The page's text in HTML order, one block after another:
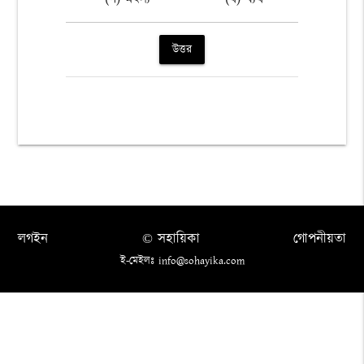
উত্তর
লগইন গোপনীয়তা
© সহায়িকা
ই-মেইলঃ info@sohayika.com